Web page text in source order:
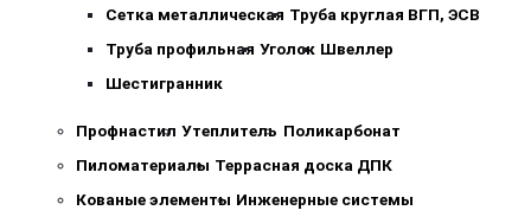
Сетка металлическая Труба круглая ВГП, ЭСВ
Труба профильная Уголок Швеллер
Шестигранник
Профнастил Утеплитель Поликарбонат
Пиломатериалы Террасная доска ДПК
Кованые элементы Инженерные системы